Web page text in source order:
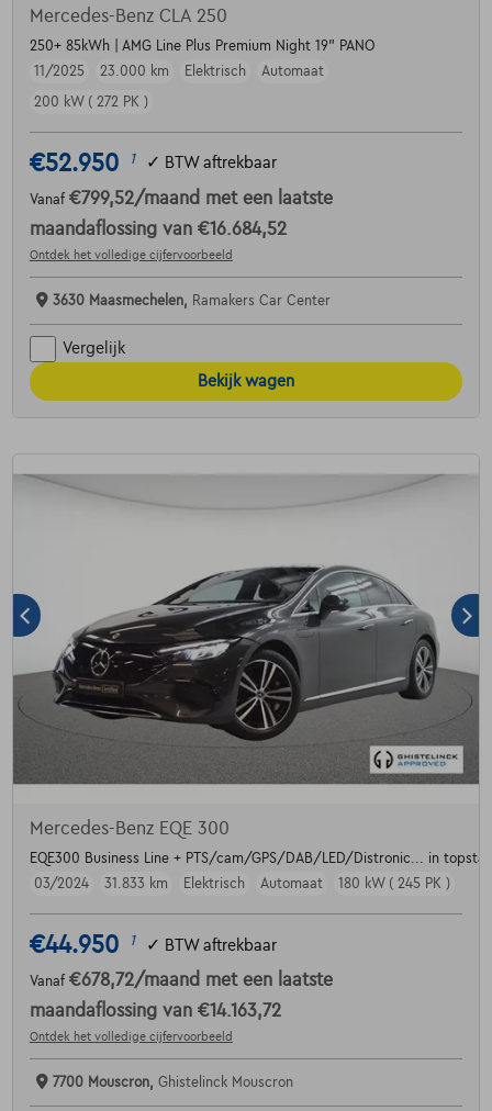
Mercedes-Benz CLA 250
250+ 85kWh | AMG Line Plus Premium Night 19" PANO
11/2025
23.000 km Elektrisch
Automaat
200 kW ( 272 PK )
€52.950 1 ✓ BTW aftrekbaar
Vanaf €799,52/maand met een laatste
maandaflossing van €16.684,52
Ontdek het volledige cijfervoorbeeld
3630 Maasmechelen, Ramakers Car Center
Vergelijk
Bekijk wagen
Mercedes-Benz EQE 300
EQE300 Business Line + PTS/cam/GPS/DAB/LED/Distronic... in
03/2024
31.833 km Elektrisch Automaat 180 kW ( 245 PK )
€44.950 1 ✓ BTW aftrekbaar
Vanaf €678,72/maand met een laatste
maandaflossing van €14.163,72
Ontdek het volledige cijfervoorbeeld
7700 Mouscron, Ghistelinck Mouscron